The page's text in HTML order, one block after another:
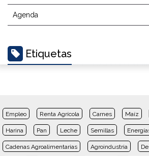
Agenda
Etiquetas
Empleo Renta Agrícola Carnes Maíz
Harina Pan Leche Semillas
Cadenas Agroalimentarias Agroindustria